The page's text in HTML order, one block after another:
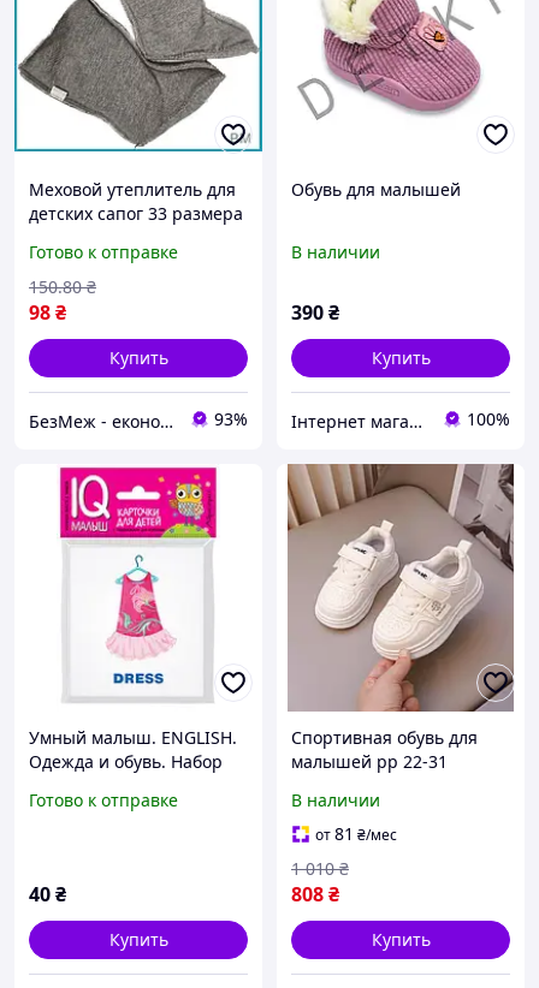
Меховой утеплитель для
детских сапог 33 размера
для комфорта малышей
BM1
Готово к отправке
98₴
150.80 ₴
Купить
БезМеж - економія поруч! 93%
Обувь для малышей
В наличии
390₴
Купить
Інтернет магазин "Дітки" 100%
Умный малыш. ENGLISH.
Одежда и обувь. Набор
Готово к отправке
40₴
Купить
Спортивная обувь для
малышей рр 22-31
кроссовки для девочки
В наличии
от81 ₴/мес
808₴
1 010 ₴
Купить